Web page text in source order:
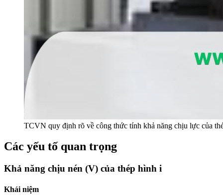
TCVN quy định rõ về công thức tính khả năng chịu lực của
Các yếu tố quan trọng
Khả năng chịu nén (V) của thép hình i
Khái niệm